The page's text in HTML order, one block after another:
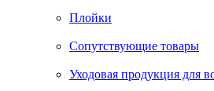
Плойки
Сопутствующие товары
Уходовая продукция для